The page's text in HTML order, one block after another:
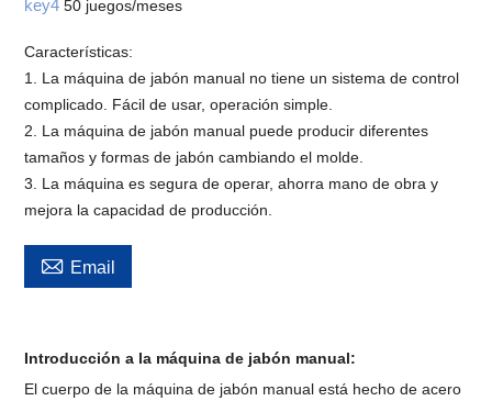
key450 juegos/meses
Características:
1. La máquina de jabón manual no tiene un sistema de control
complicado. Fácil de usar, operación simple.
2. La máquina de jabón manual puede producir diferentes
tamaños y formas de jabón cambiando el molde.
3. La máquina es segura de operar, ahorra mano de obra y
mejora la capacidad de producción.
 Email
Introducción a la máquina de jabón manual:
El cuerpo de la máquina de jabón manual está hecho de acero